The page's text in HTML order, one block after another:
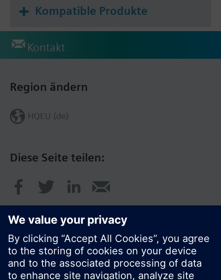
Kompatible Produkte
Kontakt
Diese Seite teilen:
Region ändern
HQEU (de)